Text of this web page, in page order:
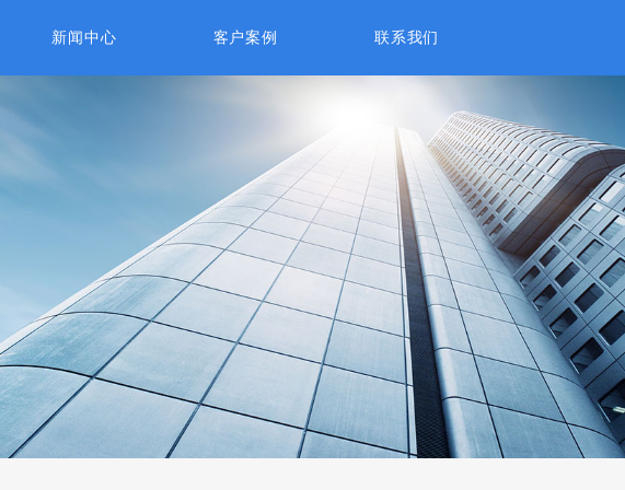
新闻中心 客户案例 联系我们